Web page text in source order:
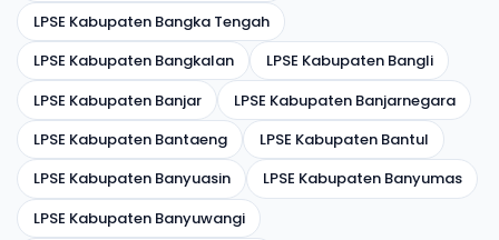
LPSE Kabupaten Bangka Tengah
LPSE Kabupaten Bangkalan
LPSE Kabupaten Bangli
LPSE Kabupaten Banjar
LPSE Kabupaten Banjarnegara
LPSE Kabupaten Bantaeng
LPSE Kabupaten Bantul
LPSE Kabupaten Banyuasin
LPSE Kabupaten Banyumas
LPSE Kabupaten Banyuwangi